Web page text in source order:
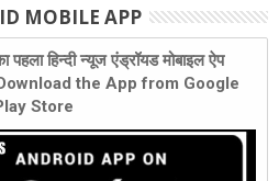
MOBILE APP
पहला हिन्दी न्यूज एंड्रॉयड मोबाइल ऐप
the App from Google
Store